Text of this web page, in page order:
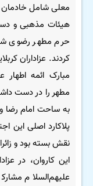
معلی شامل
هیئات مذهبی و
حرم مطهر رضوی
کردند. عزاداران
مبارک ائمه
مطهر را در دست
به ساحت امام رضا و
پلاکارد اصلی این
نقش بسته بود و
این کاروان، در
علیهم‌السلام